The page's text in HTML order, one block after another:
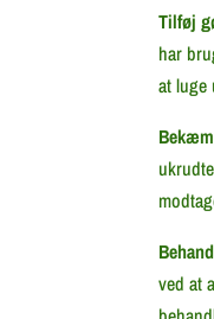
Tilføj
har
at
ved at